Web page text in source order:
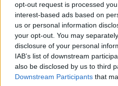
opt-out request is processed
interest-based ads based on
us or personal information
your opt-out. You may
disclosure of your personal
IAB’s list of downstream
also be disclosed by us to third
Downstream Participants that
iPhone 18
rántja le a leplet
csúcsmobilokról
2026.06.29|
A szeptemberi eseményen az
mellett a régóta pletykált
bemutatkozhat, miközben az
találgatások továbbra is